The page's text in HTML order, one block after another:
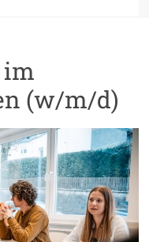
(w/m/d)